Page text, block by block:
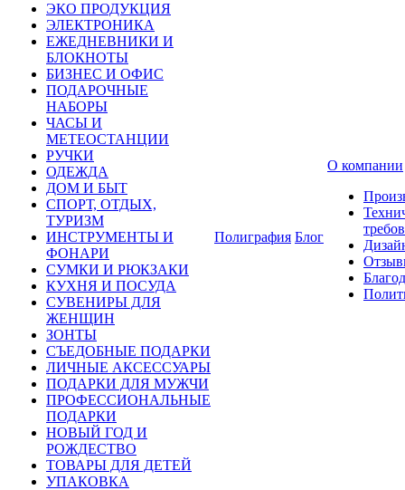
ЭКО ПРОДУКЦИЯ
ЭЛЕКТРОНИКА
ЕЖЕДНЕВНИКИ И
БЛОКНОТЫ
БИЗНЕС И ОФИС
ПОДАРОЧНЫЕ
НАБОРЫ
ЧАСЫ И
МЕТЕОСТАНЦИИ
РУЧКИ
ОДЕЖДА
ДОМ И БЫТ
СПОРТ, ОТДЫХ,
ТУРИЗМ
ИНСТРУМЕНТЫ И
ФОНАРИ
СУМКИ И РЮКЗАКИ
КУХНЯ И ПОСУДА
СУВЕНИРЫ ДЛЯ
ЖЕНЩИН
ЗОНТЫ
СЪЕДОБНЫЕ ПОДАРКИ
ЛИЧНЫЕ АКСЕССУАРЫ
ПОДАРКИ ДЛЯ МУЖЧИ
ПРОФЕССИОНАЛЬНЫЕ
ПОДАРКИ
НОВЫЙ ГОД И
РОЖДЕСТВО
ТОВАРЫ ДЛЯ ДЕТЕЙ
УПАКОВКА
Полиграфия Блог
О компании